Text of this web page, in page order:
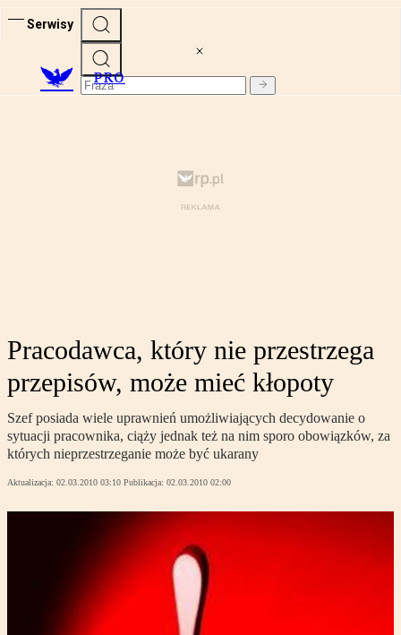
Serwisy
PRO
Pracodawca, który nie przestrzega
przepisów, może mieć kłopoty
Szef posiada wiele uprawnień umożliwiających decydowanie o
sytuacji pracownika, ciąży jednak też na nim sporo obowiązków, za
których nieprzestrzeganie może być ukarany
Aktualizacja: 02.03.2010 03:10 Publikacja: 02.03.2010 02:00